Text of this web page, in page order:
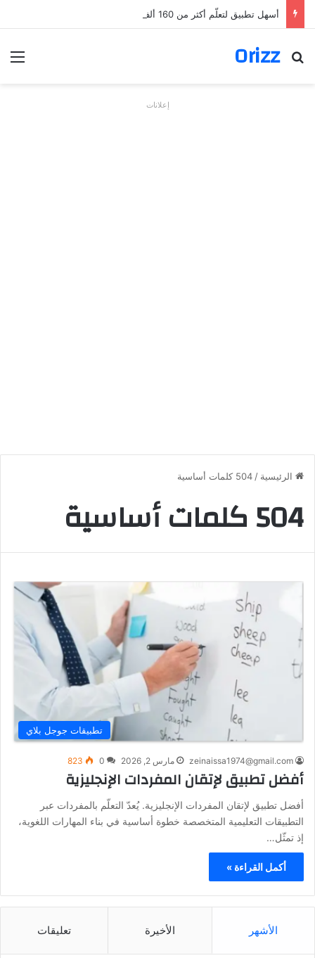
أسهل تطبيق لتعلّم أكثر من 160 ألف فعل بالألمانية
Orizz
بحث عن
إعلانات
الرئيسية / 504 كلمات أساسية
504 كلمات أساسية
تطبيقات جوجل بلاي
zeinaissa1974@gmail.com مارس 2, 2026 0
823
أفضل تطبيق لإتقان المفردات الإنجليزية
أفضل تطبيق لإتقان المفردات الإنجليزية. يُعدّ التعلّم بالمفردات عبر
التطبيقات التعليمية المتخصصة خطوة أساسية في بناء المهارات اللغوية،
إذ تمثّل…
أكمل القراءة »
الأشهر الأخيرة تعليقات